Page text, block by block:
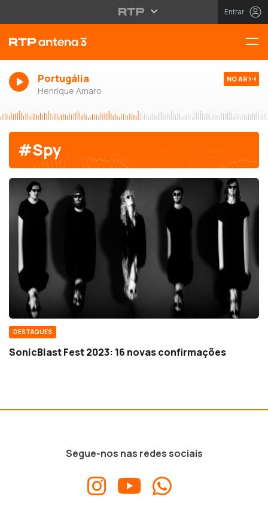
Entrar
Portugália
Henrique Amaro
NO AR
#Spy
DESTAQUES
SonicBlast Fest 2023: 16 novas confirmações
Segue-nos nas redes sociais